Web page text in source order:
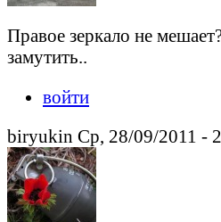
Правое зеркало не
замутить..
войти
biryukin Ср, 28/09/2011 -